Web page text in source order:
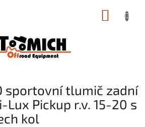
sportovní tlumič zadní
Lux Pickup r.v. 15-20 s
kol